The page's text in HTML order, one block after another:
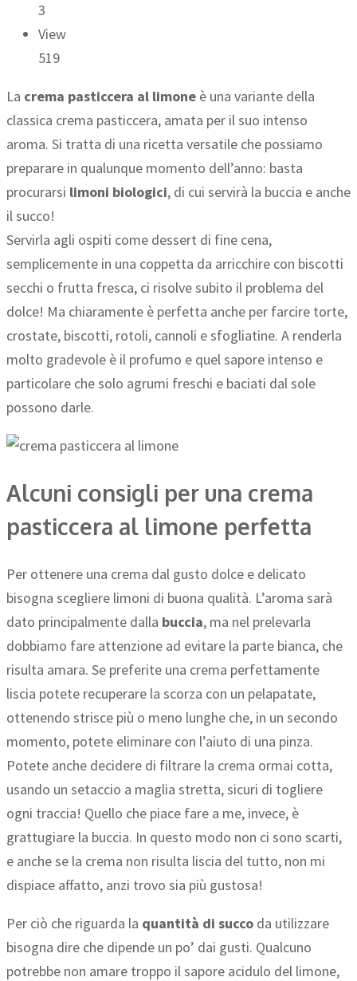
3
View
519
La crema pasticcera al limone è una variante della
classica crema pasticcera, amata per il suo intenso
aroma. Si tratta di una ricetta versatile che possiamo
preparare in qualunque momento dell’anno: basta
procurarsi limoni biologici, di cui servirà la buccia e anche
il succo!
Servirla agli ospiti come dessert di fine cena,
semplicemente in una coppetta da arricchire con biscotti
secchi o frutta fresca, ci risolve subito il problema del
dolce! Ma chiaramente è perfetta anche per farcire torte,
crostate, biscotti, rotoli, cannoli e sfogliatine. A renderla
molto gradevole è il profumo e quel sapore intenso e
particolare che solo agrumi freschi e baciati dal sole
possono darle.
Alcuni consigli per una crema
pasticcera al limone perfetta
Per ottenere una crema dal gusto dolce e delicato
bisogna scegliere limoni di buona qualità. L’aroma sarà
dato principalmente dalla buccia, ma nel prelevarla
dobbiamo fare attenzione ad evitare la parte bianca, che
risulta amara. Se preferite una crema perfettamente
liscia potete recuperare la scorza con un pelapatate,
ottenendo strisce più o meno lunghe che, in un secondo
momento, potete eliminare con l’aiuto di una pinza.
Potete anche decidere di filtrare la crema ormai cotta,
usando un setaccio a maglia stretta, sicuri di togliere
ogni traccia! Quello che piace fare a me, invece, è
grattugiare la buccia. In questo modo non ci sono scarti,
e anche se la crema non risulta liscia del tutto, non mi
dispiace affatto, anzi trovo sia più gustosa!
Per ciò che riguarda la quantità di succo da utilizzare
bisogna dire che dipende un po’ dai gusti. Qualcuno
potrebbe non amare troppo il sapore acidulo del limone,